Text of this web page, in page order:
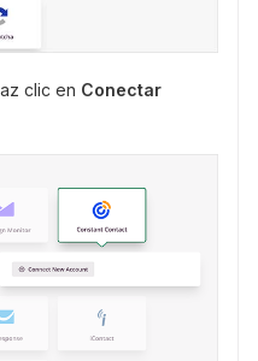
clic en Conectar